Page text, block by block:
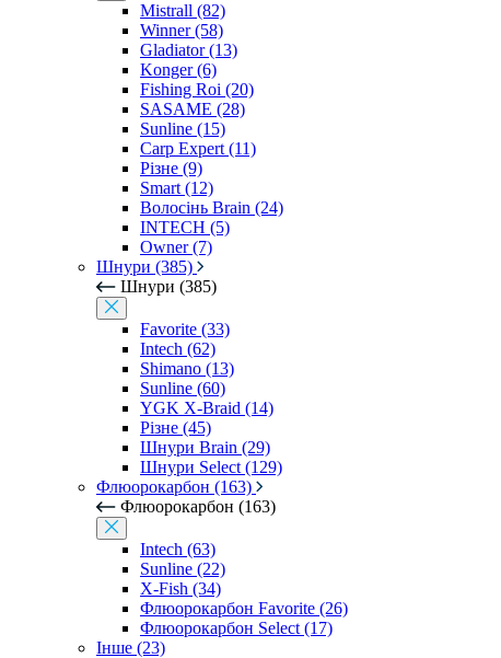
Mistrall (82)
Winner (58)
Gladiator (13)
Konger (6)
Fishing Roi (20)
SASAME (28)
Sunline (15)
Carp Expert (11)
Різне (9)
Smart (12)
Волосінь Brain (24)
INTECH (5)
Owner (7)
Шнури (385)
Шнури (385)
Favorite (33)
Intech (62)
Shimano (13)
Sunline (60)
YGK X-Braid (14)
Різне (45)
Шнури Brain (29)
Шнури Select (129)
Флюорокарбон (163)
Флюорокарбон (163)
Intech (63)
Sunline (22)
X-Fish (34)
Флюорокарбон Favorite (26)
Флюорокарбон Select (17)
Інше (23)